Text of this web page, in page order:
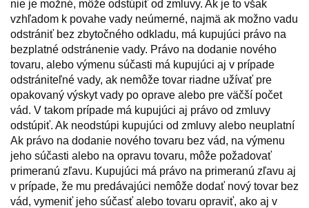
nie je možné, môže odstúpiť od zmluvy. Ak je to však
vzhľadom k povahe vady neúmerné, najmä ak možno vadu
odstrániť bez zbytočného odkladu, má kupujúci právo na
bezplatné odstránenie vady. Právo na dodanie nového
tovaru, alebo výmenu súčasti má kupujúci aj v prípade
odstrániteľné vady, ak nemôže tovar riadne užívať pre
opakovaný výskyt vady po oprave alebo pre väčší počet
vád. V takom prípade má kupujúci aj právo od zmluvy
odstúpiť. Ak neodstúpi kupujúci od zmluvy alebo neuplatní
Ak právo na dodanie nového tovaru bez vád, na výmenu
jeho súčasti alebo na opravu tovaru, môže požadovať
primeranú zľavu. Kupujúci má právo na primeranú zľavu aj
v prípade, že mu predávajúci nemôže dodať nový tovar bez
vád, vymeniť jeho súčasť alebo tovaru opraviť, ako aj v